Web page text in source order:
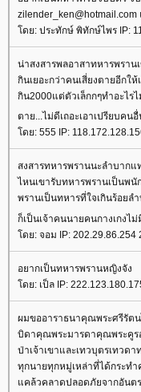
ดย: ประทักษ์ พิทักษ์ไพร IP:
น่าสงสารพลอาสาทหารพราน
กินเยอะกว่าคนเสี่ยงตายอีกให้
กิน2000แต่ตัวเล็กกๆทำอะไร
ตาย...ไม่ดีเถอะเอาเปรียบคนอื่
ดย: 555 IP:
สงสารทหารพรานนะลำบาก
ไหนเขารับทหารพรานเป็นพ
พรานเป็นทหารที่ใจเกินร้อยล
ก็เป็นเจ้าคนนายคนกางเกงไ
ดย: จอม IP: 202.29.86.254
อยากเป็นทหารพรานหญิงจัง
ดย: เป็ล IP:
ผมขออาราธนาคุณพระศรีรัตน
บิดาคุณพระมารดาคุณพระคูร
ป่าเจ้าเขาและเทวบุตรเทวด
ทุกนายทุกหมู่เหล่าที่ได้กระท
คล้วคลาดปลอดภัยจากอันตร